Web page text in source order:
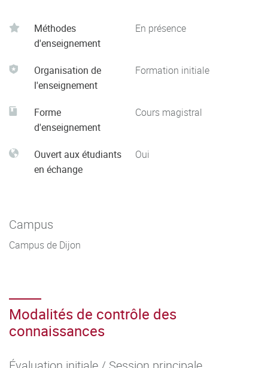
Méthodes
d'enseignement
En présence
Organisation de
l'enseignement
Formation initiale
Forme
d'enseignement
Cours magistral
Ouvert aux étudiants
en échange
Oui
Campus
Campus de Dijon
Modalités de contrôle des
connaissances